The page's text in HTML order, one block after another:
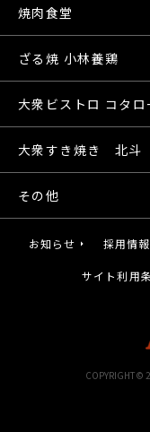
焼肉食堂
ざる焼 小林養鶏
大衆ビストロ コタロ
大衆すき焼き 北斗
その他
お知らせ 採用情報
サイト利用
COPYRIGHT©